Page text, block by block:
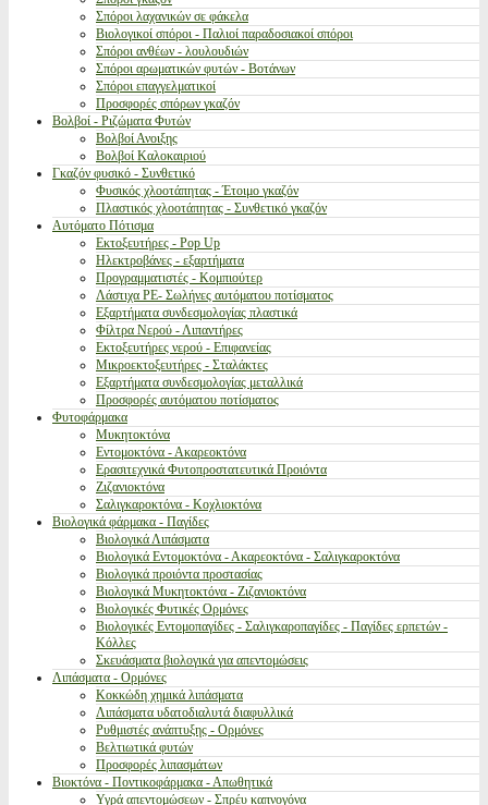
Σπόροι λαχανικών σε φάκελα
Βιολογικοί σπόροι - Παλιοί παραδοσιακοί σπόροι
Σπόροι ανθέων - λουλουδιών
Σπόροι αρωματικών φυτών - Βοτάνων
Σπόροι επαγγελματικοί
Προσφορές σπόρων γκαζόν
Βολβοί - Ριζώματα Φυτών
Βολβοί Ανοιξης
Βολβοί Καλοκαιριού
Γκαζόν φυσικό - Συνθετικό
Φυσικός χλοοτάπητας - Έτοιμο γκαζόν
Πλαστικός χλοοτάπητας - Συνθετικό γκαζόν
Αυτόματο Πότισμα
Εκτοξευτήρες - Pop Up
Ηλεκτροβάνες - εξαρτήματα
Προγραμματιστές - Κομπιούτερ
Λάστιχα PE- Σωλήνες αυτόματου ποτίσματος
Εξαρτήματα συνδεσμολογίας πλαστικά
Φίλτρα Νερού - Λιπαντήρες
Εκτοξευτήρες νερού - Επιφανείας
Μικροεκτοξευτήρες - Σταλάκτες
Εξαρτήματα συνδεσμολογίας μεταλλικά
Προσφορές αυτόματου ποτίσματος
Φυτοφάρμακα
Μυκητοκτόνα
Εντομοκτόνα - Ακαρεοκτόνα
Ερασιτεχνικά Φυτοπροστατευτικά Προιόντα
Ζιζανιοκτόνα
Σαλιγκαροκτόνα - Κοχλιοκτόνα
Βιολογικά φάρμακα - Παγίδες
Βιολογικά Λιπάσματα
Βιολογικά Εντομοκτόνα - Ακαρεοκτόνα - Σαλιγκαροκτόνα
Βιολογικά προιόντα προστασίας
Βιολογικά Μυκητοκτόνα - Ζιζανιοκτόνα
Βιολογικές Φυτικές Ορμόνες
Βιολογικές Εντομοπαγίδες - Σαλιγκαροπαγίδες - Παγίδες ερπετών -
Κόλλες
Σκευάσματα βιολογικά για απεντομώσεις
Λιπάσματα - Ορμόνες
Κοκκώδη χημικά λιπάσματα
Λιπάσματα υδατοδιαλυτά διαφυλλικά
Ρυθμιστές ανάπτυξης - Ορμόνες
Βελτιωτικά φυτών
Προσφορές λιπασμάτων
Βιοκτόνα - Ποντικοφάρμακα - Απωθητικά
Υγρά απεντομώσεων - Σπρέυ καπνογόνα